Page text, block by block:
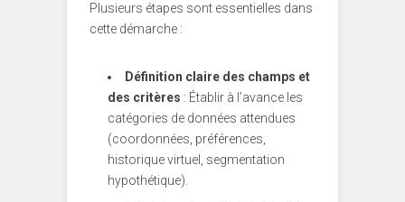
Plusieurs étapes sont essentielles dans
cette démarche :
Définition claire des champs et
des critères : Établir à l’avance les
catégories de données attendues
(coordonnées, préférences,
historique virtuel, segmentation
hypothétique).